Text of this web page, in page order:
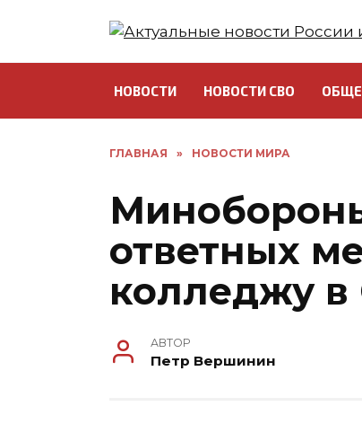
НОВОСТИ НОВОСТИ СВО
ГЛАВНАЯ » НОВОСТИ МИРА
ответных
колледжу в
АВТОР
Петр Вершинин